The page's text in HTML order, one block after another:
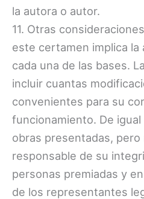
la autora o autor.
11. Otras
este certamen implica
cada una de las bases.
incluir cuantas
convenientes para su
funcionamiento. De
obras presentadas, pero
responsable de su
personas premiadas y
de los representantes